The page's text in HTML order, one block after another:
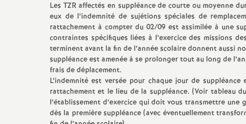
Les TZR affectés en suppléance de courte ou moyenne
eux de l’indemnité de sujétions spéciales de
rattachement à compter du 02/09 est assimilée à une
contraintes spécifiques liées à l’exercice des missions
terminent avant la fin de l’année scolaire donnent aussi
suppléance est amenée à se prolonger tout au long de
frais de déplacement.
L’indemnité est versée pour chaque jour de
rattachement et le lieu de la suppléance. (Voir tableau
l’établissement d’exercice qui doit vous transmettre
dès la première suppléance (avec éventuellement